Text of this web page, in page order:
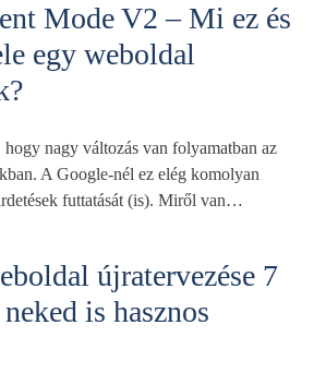
Mode V2 – Mi ez és
egy weboldal
nagy változás van folyamatban az
A Google-nél ez elég komolyan
futtatását (is). Miről van…
újratervezése 7
is hasznos